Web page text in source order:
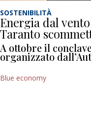
SOSTENIBILITÀ
Energia dal
Taranto
A ottobre il
organizzato
Blue economy